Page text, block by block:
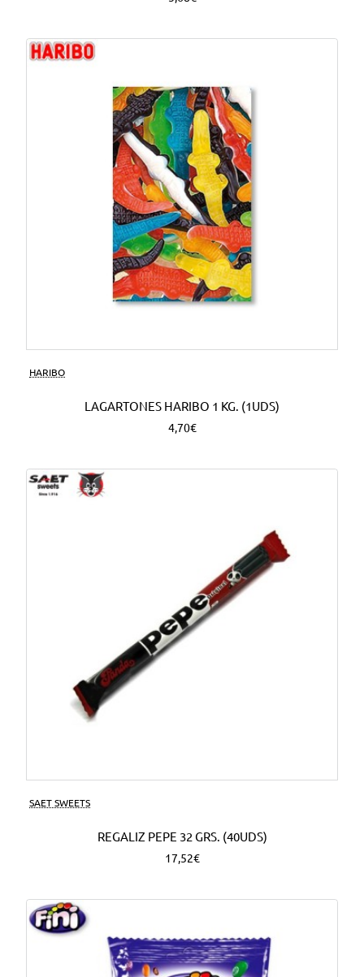
HARIBO
LAGARTONES HARIBO 1 KG. (1UDS)
4,70€
SAET SWEETS
REGALIZ PEPE 32 GRS. (40UDS)
17,52€